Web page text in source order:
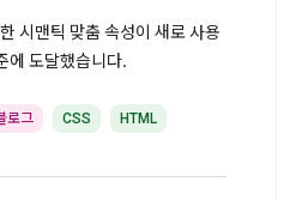
시맨틱 맞춤 속성이 새로 사용
에 도달했습니다.
로그 CSS HTML